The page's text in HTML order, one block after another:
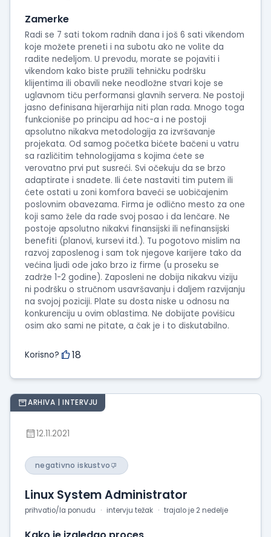
Zamerke
Radi se 7 sati tokom radnih dana i još 6 sati vikendom
koje možete preneti i na subotu ako ne volite da
radite nedeljom. U prevodu, morate se pojaviti i
vikendom kako biste pružili tehničku podršku
klijentima ili obavili neke neodložne stvari koje se
uglavnom tiču performansi glavnih servera. Ne postoji
jasno definisana hijerarhija niti plan rada. Mnogo toga
funkcioniše po principu ad hoc-a i ne postoji
apsolutno nikakva metodologija za izvršavanje
projekata. Od samog početka bićete bačeni u vatru
sa različitim tehnologijama s kojima ćete se
verovatno prvi put susreći. Svi očekuju da se brzo
adaptirate i snađete. Ili ćete nastaviti tim putem ili
ćete ostati u zoni komfora baveći se uobičajenim
poslovnim obavezama. Firma je odlično mesto za one
koji samo žele da rade svoj posao i da lenčare. Ne
postoje apsolutno nikakvi finansijski ili nefinansijski
benefiti (planovi, kursevi itd.). Tu pogotovo mislim na
razvoj zaposlenog i sam tok njegove karijere tako da
većina ljudi ode jako brzo iz firme (u proseku se
zadrže 1-2 godine). Zaposleni ne dobija nikakvu viziju
ni podršku o stručnom usavršavanju i daljem razvijanju
na svojoj poziciji. Plate su dosta niske u odnosu na
konkurenciju u ovim oblastima. Ne dobijate povišicu
osim ako sami ne pitate, a čak je i to diskutabilno.
Korisno? 18
ARHIVA | INTERVJU
12.11.2021
negativno iskustvo
Linux System Administrator
prihvatio/la ponudu intervju težak trajalo je 2 nedelje